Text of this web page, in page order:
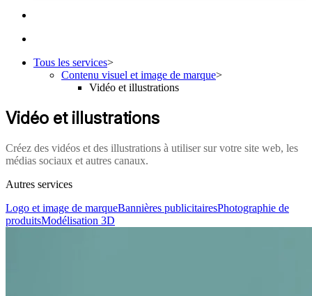
Tous les services>
Contenu visuel et image de marque>
Vidéo et illustrations
Vidéo et illustrations
Créez des vidéos et des illustrations à utiliser sur votre site web, les
médias sociaux et autres canaux.
Autres services
Logo et image de marqueBannières publicitairesPhotographie de
produitsModélisation 3D